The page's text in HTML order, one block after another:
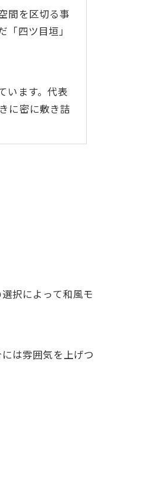
間を区切る事
四ツ目垣」
います。代表
に密に敷き詰
択によって和風モ
は雰囲気を上げつ